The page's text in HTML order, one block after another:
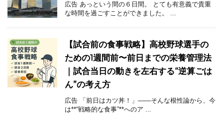
広告 あっという間の６日間。 とても有意義で貴重
な時間を過ごすことができました。 ...
【試合前の食事戦略】高校野球選手の
ための1週間前〜前日までの栄養管理法
｜試合当日の動きを左右する“逆算ごは
ん”の考え方
広告 「前日はカツ丼！」——そんな根性論から、今
は**“戦略的な食事”**へのア ...